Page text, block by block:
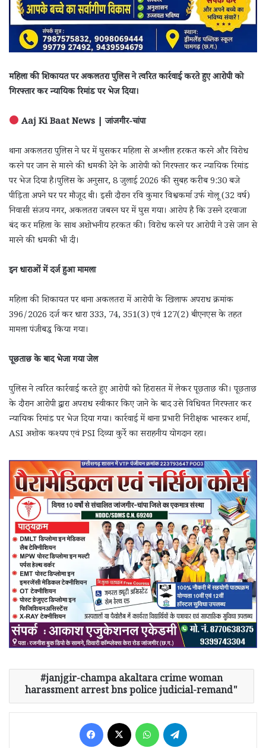
महिला की शिकायत पर अकलतरा पुलिस ने त्वरित कार्रवाई करते हुए आरोपी को
गिरफ्तार कर न्यायिक रिमांड पर भेज दिया।
Aaj Ki Baat News | जांजगीर-चांपा
थाना अकलतरा पुलिस ने घर में घुसकर महिला से अश्लील हरकत करने और विरोध
करने पर जान से मारने की धमकी देने के आरोपी को गिरफ्तार कर न्यायिक रिमांड
पर भेज दिया है।पुलिस के अनुसार, 8 जुलाई 2026 की सुबह करीब 9:30 बजे
पीड़िता अपने घर पर मौजूद थी। इसी दौरान रवि कुमार विश्वकर्मा उर्फ गोलू (32 वर्ष)
निवासी संजय नगर, अकलतरा जबरन घर में घुस गया। आरोप है कि उसने दरवाजा
बंद कर महिला के साथ अशोभनीय हरकत की। विरोध करने पर आरोपी ने उसे जान से
मारने की धमकी भी दी।
इन धाराओं में दर्ज हुआ मामला
महिला की शिकायत पर थाना अकलतरा में आरोपी के खिलाफ अपराध क्रमांक
396/2026 दर्ज कर धारा 333, 74, 351(3) एवं 127(2) बीएनएस के तहत
मामला पंजीबद्ध किया गया।
पूछताछ के बाद भेजा गया जेल
पुलिस ने त्वरित कार्रवाई करते हुए आरोपी को हिरासत में लेकर पूछताछ की। पूछताछ
के दौरान आरोपी द्वारा अपराध स्वीकार किए जाने के बाद उसे विधिवत गिरफ्तार कर
न्यायिक रिमांड पर भेज दिया गया। कार्रवाई में थाना प्रभारी निरीक्षक भास्कर शर्मा,
ASI अशोक कश्यप एवं PSI दिव्या कुर्रे का सराहनीय योगदान रहा।
janjgir-champa akaltara crime woman
harassment arrest bns police judicial-remand"
Facebook WhatsApp